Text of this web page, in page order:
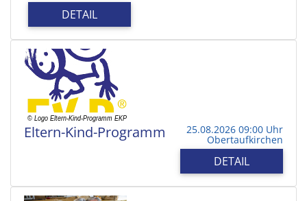
DETAIL
Eltern-Kind-Programm 25.08.2026 09:00 Uhr
Obertaufkirchen
DETAIL